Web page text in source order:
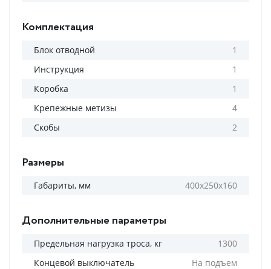
Комплектация
Блок отводной
1
Инструкция
1
Коробка
1
Крепежные метизы
4
Скобы
2
Размеры
Габариты, мм 400х250х160
Дополнительные параметры
Предельная нагрузка троса, кг
1300
Концевой выключатель
На подъем